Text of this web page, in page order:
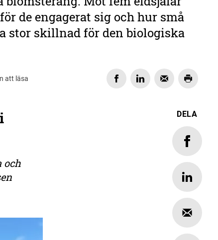
de engagerat sig och hur små
stor skillnad för den biologiska
att läsa
DELA
och